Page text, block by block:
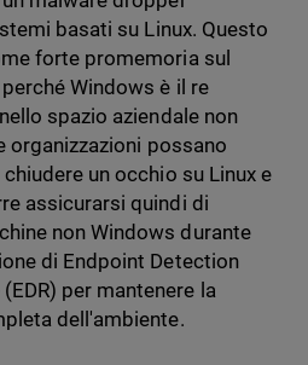
basati su Linux. Questo
forte promemoria sul
Windows è il re
spazio aziendale non
organizzazioni possano
un occhio su Linux e
assicurarsi quindi di
non Windows durante
di Endpoint Detection
per mantenere la
dell'ambiente.